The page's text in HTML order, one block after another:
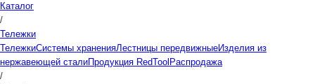
Каталог
/
Тележки
ТележкиСистемы храненияЛестницы передвижныеИзделия из
нержавеющей сталиПродукция RedTool Распродажа
/